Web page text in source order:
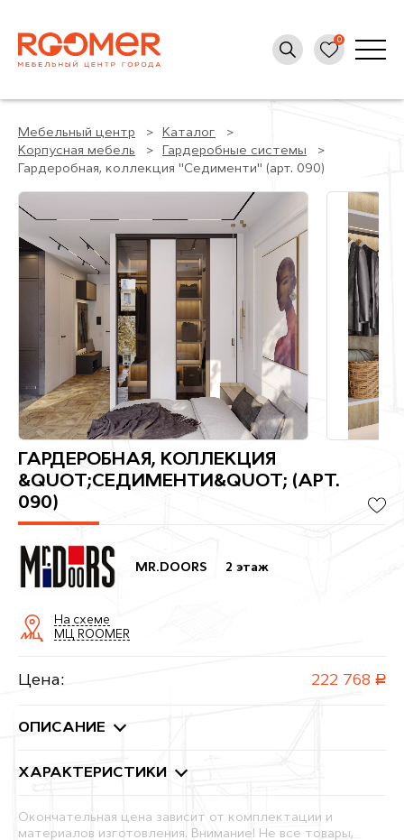
Мебельный центр
Каталог
Корпусная мебель
Гардеробные системы
Гардеробная, коллекция "Седименти" (арт. 090)
ГАРДЕРОБНАЯ, КОЛЛЕКЦИЯ
&QUOT;СЕДИМЕНТИ&QUOT; (АРТ.
090)
MR.DOORS 2 этаж
На схеме
МЦ ROOMER
Цена: 222 768 руб.
ОПИСАНИЕ
ХАРАКТЕРИСТИКИ
Окончательная цена зависит от комплектации и
материалов изготовления. Внимание! Не все товары,